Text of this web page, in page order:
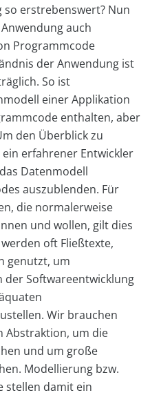
erstrebenswert? Nun
auch
Programmcode
der Anwendung ist
So ist
einer Applikation
enthalten, aber
den Überblick zu
erfahrener Entwickler
Datenmodell
auszublenden. Für
die normalerweise
und wollen, gilt dies
oft Fließtexte,
genutzt, um
Softwareentwicklung
Wir brauchen
Abstraktion, um die
und um große
Modellierung bzw.
stellen damit ein